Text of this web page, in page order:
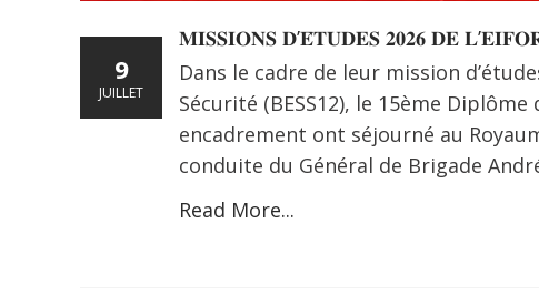
𝐌𝐈𝐒𝐒𝐈𝐎𝐍𝐒 𝐃’𝐄́𝐓𝐔𝐃𝐄𝐒 𝟐𝟎𝟐𝟔 𝐃𝐄
Dans le cadre de leur mission
Sécurité (BESS12), le 15ème
encadrement ont séjourné au
conduite du Général de Brigade
Read More...
9
JUILLET